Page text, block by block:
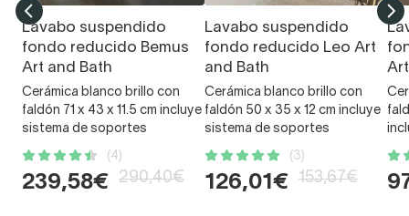
Lavabo suspendido
fondo reducido Bemus
Art and Bath
Cerámica blanco brillo con
faldón 71 x 43 x 11.5 cm incluye
sistema de soportes
(4)
239,58€ 290,40€
Lavabo suspendido
fondo reducido Leo Art
and Bath
Cerámica blanco brillo con
faldón 50 x 35 x 12 cm incluye
sistema de soportes
(3)
126,01€ 153,67€